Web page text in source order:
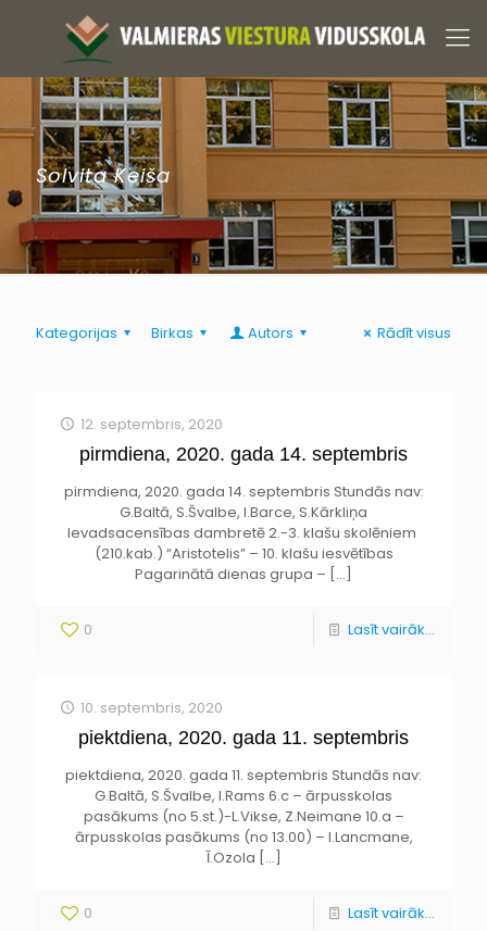
Solvita Keiša
Kategorijas Birkas Autors Rādīt visus
12. septembris, 2020
pirmdiena, 2020. gada 14. septembris
pirmdiena, 2020. gada 14. septembris Stundās nav:
G.Baltā, S.Švalbe, I.Barce, S.Kārkliņa
Ievadsacensības dambretē 2.-3. klašu skolēniem
(210.kab.) “Aristotelis” – 10. klašu iesvētības
Pagarinātā dienas grupa – […]
0 Lasīt vairāk...
10. septembris, 2020
piektdiena, 2020. gada 11. septembris
piektdiena, 2020. gada 11. septembris Stundās nav:
G.Baltā, S.Švalbe, I.Rams 6.c – ārpusskolas
pasākums (no 5.st.)-L.Vikse, Z.Neimane 10.a –
ārpusskolas pasākums (no 13.00) – I.Lancmane,
Ī.Ozola […]
0 Lasīt vairāk...